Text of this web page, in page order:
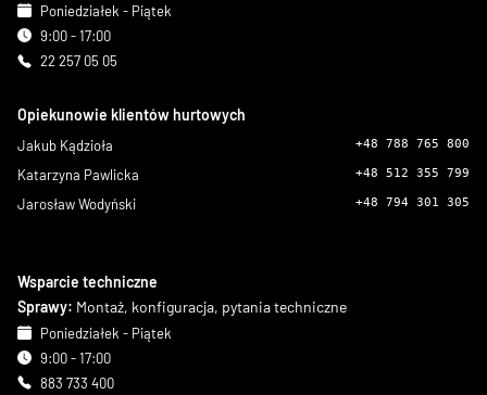
Poniedziałek - Piątek
9:00 - 17:00
22 257 05 05
Opiekunowie klientów hurtowych
Jakub Kądzioła +48 788 765 800
Katarzyna Pawlicka +48 512 355 799
Jarosław Wodyński +48 794 301 305
Wsparcie techniczne
Sprawy: Montaż, konfiguracja, pytania techniczne
Poniedziałek - Piątek
9:00 - 17:00
883 733 400